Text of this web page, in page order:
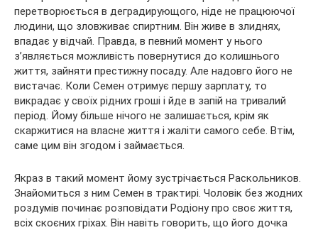
перетворюється в деградирующого, ніде не працюючої
людини, що зловживає спиртним. Він живе в злиднях,
впадає у відчай. Правда, в певний момент у нього
з’являється можливість повернутися до колишнього
життя, зайняти престижну посаду. Але надовго його не
вистачає. Коли Семен отримує першу зарплату, то
викрадає у своїх рідних гроші і йде в запій на тривалий
період. Йому більше нічого не залишається, крім як
скаржитися на власне життя і жаліти самого себе. Втім,
саме цим він згодом і займається.
Якраз в такий момент йому зустрічається Раскольников.
Знайомиться з ним Семен в трактирі. Чоловік без жодних
роздумів починає розповідати Родіону про своє життя,
всіх скоєних гріхах. Він навіть говорить, що його дочка